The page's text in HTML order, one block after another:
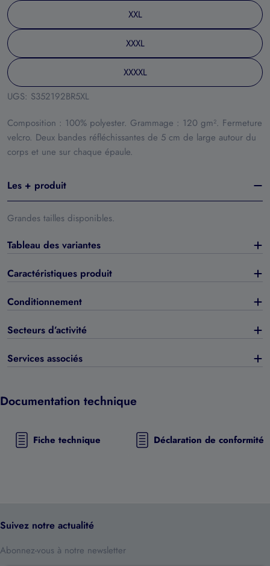
XXL
XXXL
XXXXL
UGS: S352192BR5XL
Composition : 100% polyester. Grammage : 120 gm². Fermeture
velcro. Deux bandes réfléchissantes de 5 cm de large autour du
corps et une sur chaque épaule.
Les + produit
Grandes tailles disponibles.
Tableau des variantes
Caractéristiques produit
Conditionnement
Secteurs d’activité
Services associés
Documentation technique
Fiche technique Déclaration de conformité
Suivez notre actualité
Abonnez-vous à notre newsletter